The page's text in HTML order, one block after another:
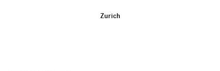
Zurich